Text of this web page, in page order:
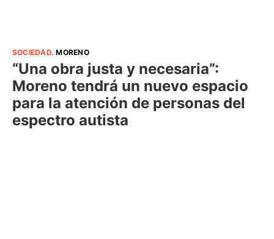
SOCIEDAD.MORENO
“Una obra justa y necesaria”:
Moreno tendrá un nuevo espacio
para la atención de personas del
espectro autista